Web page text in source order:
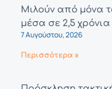
Μιλούν από μόνα
μέσα σε 2,5 χρόνια
7 Αυγούστου, 2026
Περισσότερα »